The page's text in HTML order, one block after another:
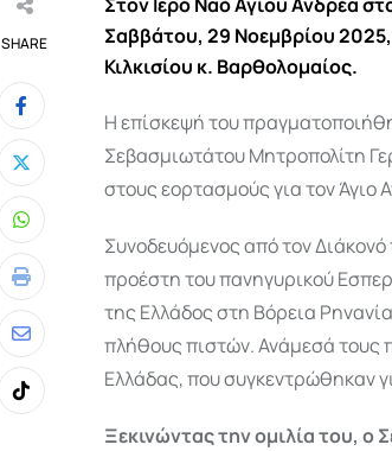
SHARE
Whatsapp
Print
Share
via
Email
Tiktok
Σαββάτου, 29 Νοεμβρίου
Κιλκισίου κ. Βαρθολομαίος.
Η επίσκεψή του
Σεβασμιωτάτου Μητροπολίτη
στους εορτασμούς για τον Άγιο
Συνοδευόμενος από τον
προέστη του πανηγυρικού
της Ελλάδος στη Βόρεια
πλήθους πιστών. Ανάμεσά τους
Ελλάδας, που συγκεντρώθηκαν
Ξεκινώντας την ομιλία του, ο